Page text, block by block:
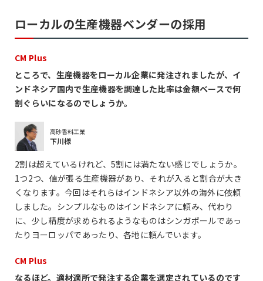
ローカルの生産機器ベンダーの採用
CM Plus
ところで、生産機器をローカル企業に発注されましたが、イ
ンドネシア国内で生産機器を調達した比率は金額ベースで何
割ぐらいになるのでしょうか。
高砂香料工業
下川様
2割は超えているけれど、5割には満たない感じでしょうか。
1つ2つ、値が張る生産機器があり、それが入ると割合が大き
くなります。今回はそれらはインドネシア以外の海外に依頼
しました。シンプルなものはインドネシアに頼み、代わり
に、少し精度が求められるようなものはシンガポールであっ
たりヨーロッパであったり、各地に頼んでいます。
CM Plus
なるほど。適材適所で発注する企業を選定されているのです